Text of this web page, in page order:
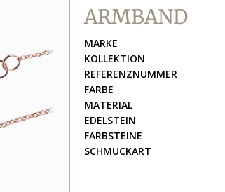
ARMBAND
MARKE
KOLLEKTION
REFERENZNUMMER
FARBE
MATERIAL
EDELSTEIN
FARBSTEINE
SCHMUCKART